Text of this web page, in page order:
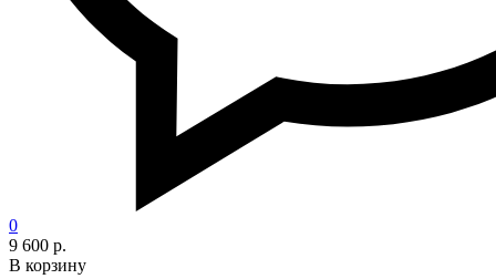
0
9 600 р.
В корзину